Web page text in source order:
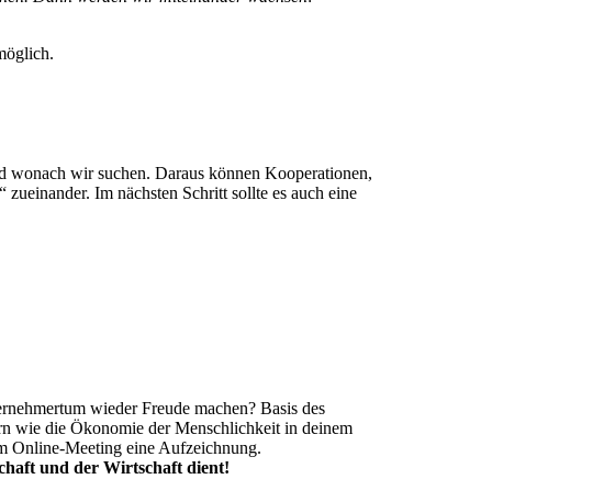
wir suchen. Daraus können Kooperationen,
Im nächsten Schritt sollte es auch eine
wieder Freude machen? Basis des
wie die Ökonomie der Menschlichkeit in deinem
Online-Meeting eine Aufzeichnung.
und der Wirtschaft dient!